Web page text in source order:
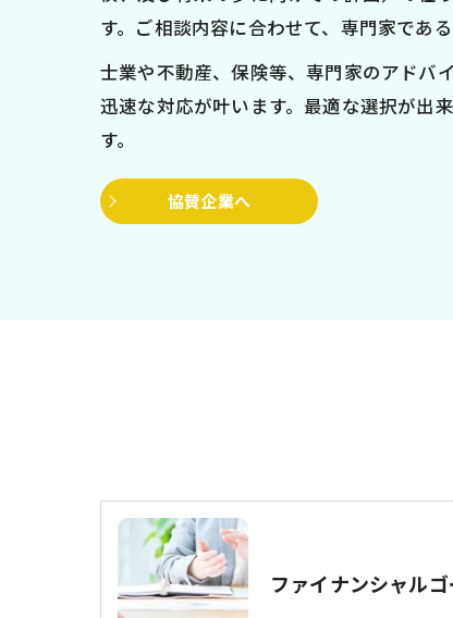
す。ご相談内容に合わせて、専門家であ
士業や不動産、保険等、専門家のアドバ
迅速な対応が叶います。最適な選択が出
す。
協賛企業へ
ファイナンシャル